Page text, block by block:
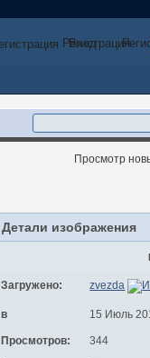
Вход
Регистрация
Просмотр
Детали изображения
Загружено: zvezda
в 15 Июль
Просмотров: 344